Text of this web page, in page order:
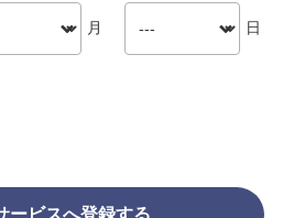
月 日
ービスへ登録する